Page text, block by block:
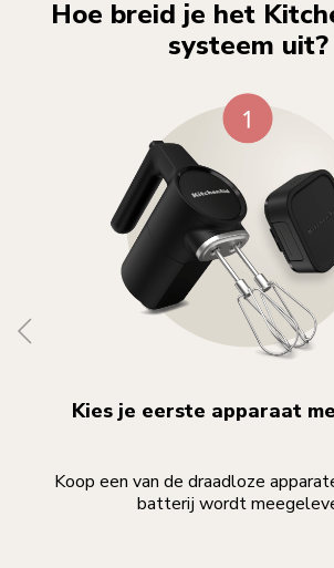
Hoe breid je het
systeem uit?
Kies je eerste apparaat
Koop een van de draadloze
batterij wordt